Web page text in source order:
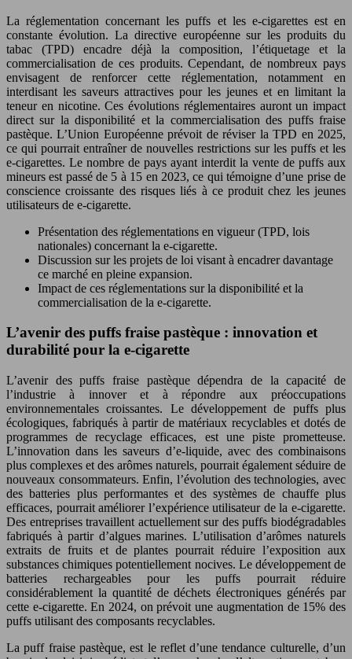
La réglementation concernant les puffs et les e-cigarettes est en
constante évolution. La directive européenne sur les produits du
tabac (TPD) encadre déjà la composition, l’étiquetage et la
commercialisation de ces produits. Cependant, de nombreux pays
envisagent de renforcer cette réglementation, notamment en
interdisant les saveurs attractives pour les jeunes et en limitant la
teneur en nicotine. Ces évolutions réglementaires auront un impact
direct sur la disponibilité et la commercialisation des puffs fraise
pastèque. L’Union Européenne prévoit de réviser la TPD en 2025,
ce qui pourrait entraîner de nouvelles restrictions sur les puffs et les
e-cigarettes. Le nombre de pays ayant interdit la vente de puffs aux
mineurs est passé de 5 à 15 en 2023, ce qui témoigne d’une prise de
conscience croissante des risques liés à ce produit chez les jeunes
utilisateurs de e-cigarette.
Présentation des réglementations en vigueur (TPD, lois
nationales) concernant la e-cigarette.
Discussion sur les projets de loi visant à encadrer davantage
ce marché en pleine expansion.
Impact de ces réglementations sur la disponibilité et la
commercialisation de la e-cigarette.
L’avenir des puffs fraise pastèque : innovation et
durabilité pour la e-cigarette
L’avenir des puffs fraise pastèque dépendra de la capacité de
l’industrie à innover et à répondre aux préoccupations
environnementales croissantes. Le développement de puffs plus
écologiques, fabriqués à partir de matériaux recyclables et dotés de
programmes de recyclage efficaces, est une piste prometteuse.
L’innovation dans les saveurs d’e-liquide, avec des combinaisons
plus complexes et des arômes naturels, pourrait également séduire de
nouveaux consommateurs. Enfin, l’évolution des technologies, avec
des batteries plus performantes et des systèmes de chauffe plus
efficaces, pourrait améliorer l’expérience utilisateur de la e-cigarette.
Des entreprises travaillent actuellement sur des puffs biodégradables
fabriqués à partir d’algues marines. L’utilisation d’arômes naturels
extraits de fruits et de plantes pourrait réduire l’exposition aux
substances chimiques potentiellement nocives. Le développement de
batteries rechargeables pour les puffs pourrait réduire
considérablement la quantité de déchets électroniques générés par
cette e-cigarette. En 2024, on prévoit une augmentation de 15% des
puffs utilisant des composants recyclables.
La puff fraise pastèque, est le reflet d’une tendance culturelle, d’un